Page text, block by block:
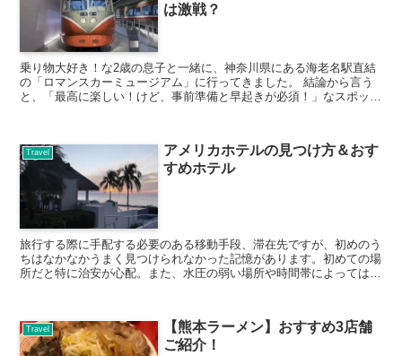
は激戦？
乗り物大好き！な2歳の息子と一緒に、神奈川県にある海老名駅直結
の「ロマンスカーミュージアム」に行ってきました。 結論から言う
と、「最高に楽しい！けど、事前準備と早起きが必須！」なスポット
Travel
アメリカホテルの見つけ方＆おす
すめホテル
旅行する際に手配する必要のある移動手段、滞在先ですが、初めのう
ちはなかなかうまく見つけられなかった記憶があります。初めての場
所だと特に治安が心配。また、水圧の弱い場所や時間帯によっては温
Travel
【熊本ラーメン】おすすめ3店舗
ご紹介！